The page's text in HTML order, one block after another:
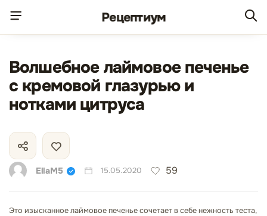
Рецептиум
Волшебное лаймовое печенье
с кремовой глазурью и
нотками цитруса
EllaM5 15.05.2020 59
Это изысканное лаймовое печенье сочетает в себе нежность теста,